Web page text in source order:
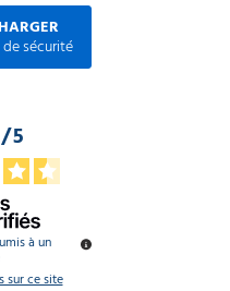
sécurité
/5
à un
sur ce site